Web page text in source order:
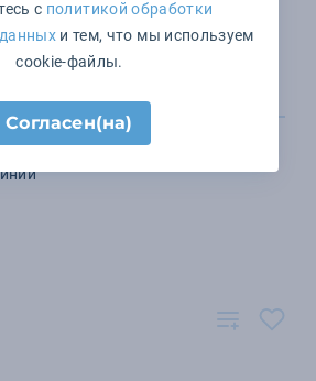
с политикой обработки
и тем, что мы используем
cookie-файлы.
Согласен(на)